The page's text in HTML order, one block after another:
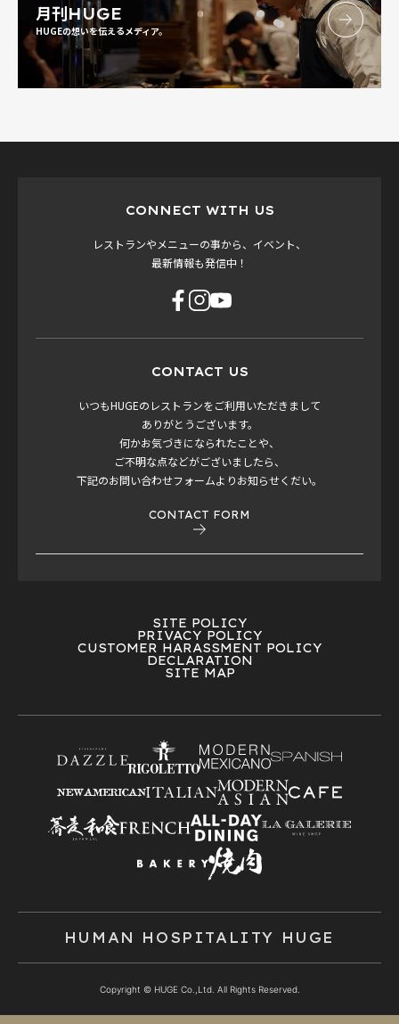
月刊HUGE
HUGEの想いを伝えるメディア。
CONNECT WITH US
レストランやメニューの事から、イベント、
最新情報も発信中！
CONTACT US
いつもHUGEのレストランをご利用いただきまして
ありがとうございます。
何かお気づきになられたことや、
ご不明な点などがございましたら、
下記のお問い合わせフォームよりお知らせくだい。
CONTACT FORM
SITE POLICY
PRIVACY POLICY
CUSTOMER HARASSMENT POLICY
DECLARATION
SITE MAP
HUMAN HOSPITALITY HUGE
Copyright © HUGE Co.,Ltd. All Rights Reserved.